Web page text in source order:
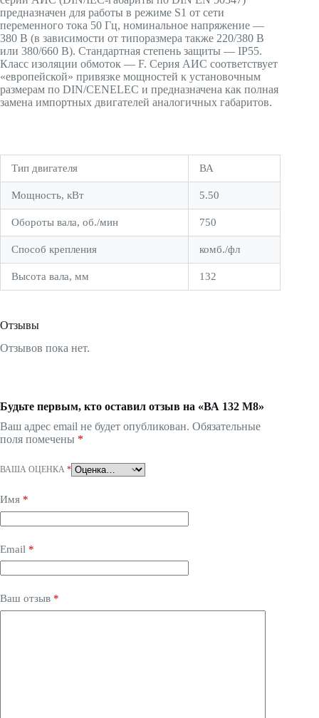
предназначен для работы в режиме S1 от сети
переменного тока 50 Гц, номинальное напряжение —
380 В (в зависимости от типоразмера также 220/380 В
или 380/660 В). Стандартная степень защиты — IP55.
Класс изоляции обмоток — F. Серия АИС соответствует
«европейской» привязке мощностей к установочным
размерам по DIN/CENELEC и предназначена как полная
замена импортных двигателей аналогичных габаритов.
Тип двигателя ВА
Мощность, кВт 5.50
Обороты вала, об./мин 750
Способ крепления комб./фл
Высота вала, мм 132
Отзывы
Отзывов пока нет.
Будьте первым, кто оставил отзыв на «ВА 132 М8»
Ваш адрес email не будет опубликован. Обязательные
поля помечены *
ВАША ОЦЕНКА *
Имя *
Email *
Ваш отзыв *